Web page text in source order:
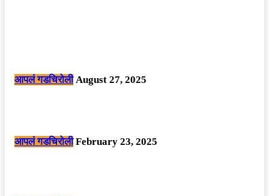
आपलं गडचिरोली August 27, 2025
आपलं गडचिरोली February 23, 2025